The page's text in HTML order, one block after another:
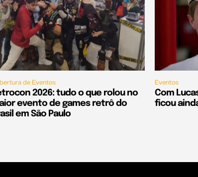
de Eventos
2026: tudo o que rolou no
evento de games retrô do
em São Paulo
Eventos
Com
ficou